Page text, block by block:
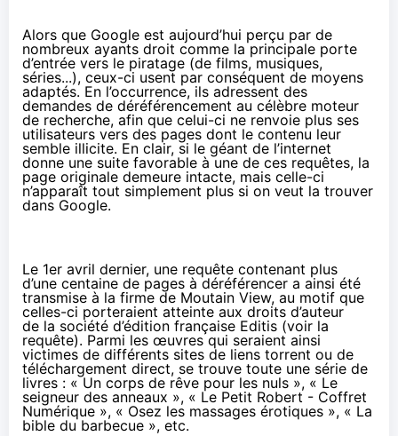
Alors que Google est aujourd’hui perçu par de
nombreux ayants droit comme la principale porte
d’entrée vers le piratage (de films, musiques,
séries...), ceux-ci usent par conséquent de moyens
adaptés. En l’occurrence, ils adressent des
demandes de déréférencement au célèbre moteur
de recherche, afin que celui-ci ne renvoie plus ses
utilisateurs vers des pages dont le contenu leur
semble illicite. En clair, si le géant de l’internet
donne une suite favorable à une de ces requêtes, la
page originale demeure intacte, mais celle-ci
n’apparaît tout simplement plus si on veut la trouver
dans Google.
Le 1er avril dernier, une requête contenant plus
d’une centaine de pages à déréférencer a ainsi été
transmise à la firme de Moutain View, au motif que
celles-ci porteraient atteinte aux droits d’auteur
de la société d’édition française Editis (voir la
requête). Parmi les œuvres qui seraient ainsi
victimes de différents sites de liens torrent ou de
téléchargement direct, se trouve toute une série de
livres : « Un corps de rêve pour les nuls », « Le
seigneur des anneaux », « Le Petit Robert - Coffret
Numérique », « Osez les massages érotiques », « La
bible du barbecue », etc.